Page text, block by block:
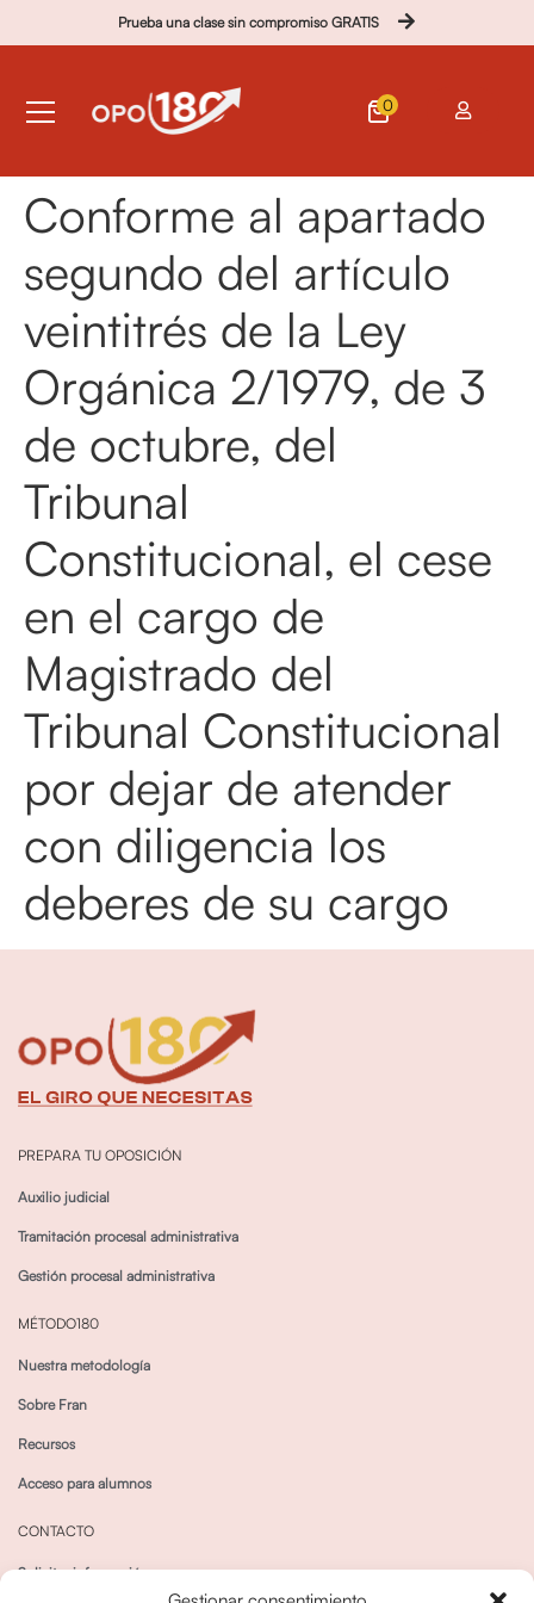
Prueba una clase sin compromiso GRATIS
0
Conforme al apartado
segundo del artículo
veintitrés de la Ley
Orgánica 2/1979, de 3
de octubre, del
Tribunal
Constitucional, el cese
en el cargo de
Magistrado del
Tribunal Constitucional
por dejar de atender
con diligencia los
deberes de su cargo
PREPARA TU OPOSICIÓN
Auxilio judicial
Tramitación procesal administrativa
Gestión procesal administrativa
MÉTODO180
Nuestra metodología
Sobre Fran
Recursos
Acceso para alumnos
CONTACTO
Solicitar información